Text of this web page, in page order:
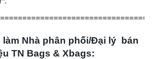
làm Nhà phân phối/Đại lý bán
TN Bags & Xbags: